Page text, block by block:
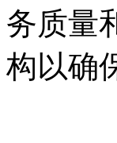
务质量
构以确